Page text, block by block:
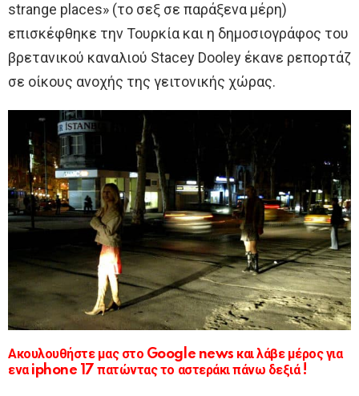
strange places» (το σεξ σε παράξενα μέρη)
επισκέφθηκε την Τουρκία και η δημοσιογράφος του
βρετανικού καναλιού Stacey Dooley έκανε ρεπορτάζ
σε οίκους ανοχής της γειτονικής χώρας.
Ακουλουθήστε μας στο Google news και λάβε μέρος για
ενα iphone 17 πατώντας το αστεράκι πάνω δεξιά !